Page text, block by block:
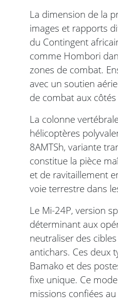
La dimension de la
images et rapports
du Contingent
comme Hombori
zones de combat.
avec un soutien
de combat aux
La colonne
hélicoptères
8AMTSh, variante
constitue la pièce
et de ravitaillement
voie terrestre dans
Le Mi-24P, version
déterminant aux
neutraliser des
antichars. Ces deux
Bamako et des
fixe unique. Ce
missions confiées